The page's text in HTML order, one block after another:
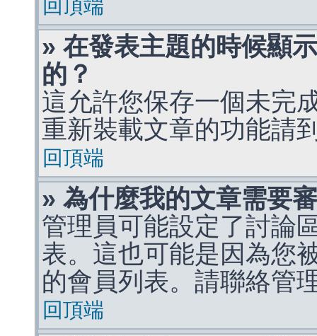
回頂端
» 在發表主題的時候顯
的？
這允許您保存一個未完
重新裝載文章的功能請
回頂端
» 為什麼我的文章需要
管理員可能設定了討論
表。這也可能是因為您
的會員列表。請聯絡管
回頂端